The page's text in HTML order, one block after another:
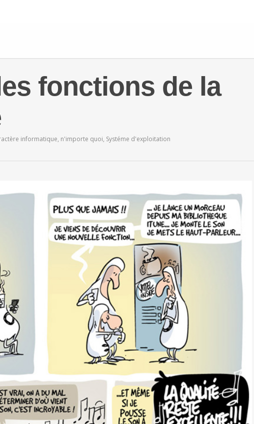
fonctions de la
informatique, n'importe quoi, Systéme d'exploitation